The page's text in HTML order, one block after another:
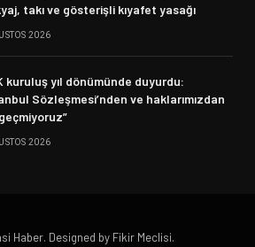
takı ve gösterişli kıyafet yasağı
2026
kuruluş yıl dönümünde duyurdu:
Sözleşmesi’nden ve haklarımızdan
2026
Haber. Designed by Fikir Meclisi.